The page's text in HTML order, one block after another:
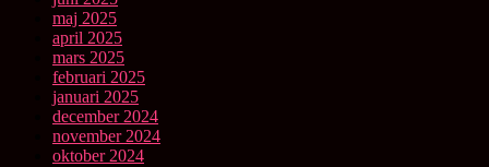
maj 2025
april 2025
mars 2025
februari 2025
januari 2025
december 2024
november 2024
oktober 2024